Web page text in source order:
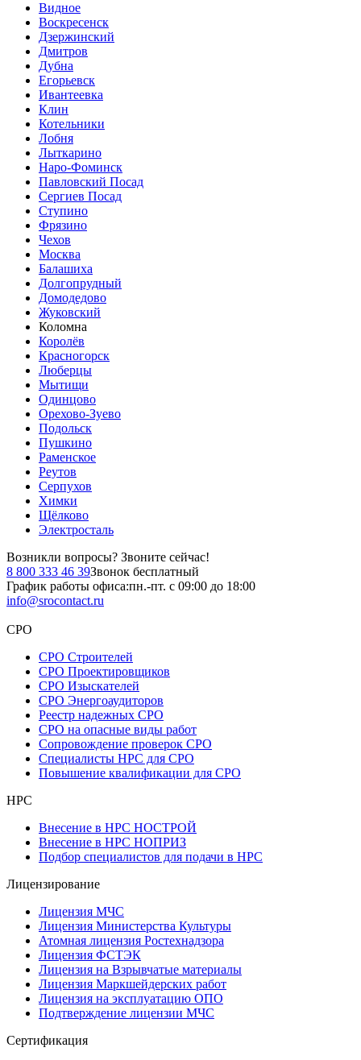
Видное
Воскресенск
Дзержинский
Дмитров
Дубна
Егорьевск
Ивантеевка
Клин
Котельники
Лобня
Лыткарино
Наро-Фоминск
Павловский Посад
Сергиев Посад
Ступино
Фрязино
Чехов
Москва
Балашиха
Долгопрудный
Домодедово
Жуковский
Коломна
Королёв
Красногорск
Люберцы
Мытищи
Одинцово
Орехово-Зуево
Подольск
Пушкино
Раменское
Реутов
Серпухов
Химки
Щёлково
Электросталь
Возникли вопросы? Звоните сейчас!
8 800 333 46 39Звонок бесплатный
График работы офиса:пн.-пт. с 09:00 до 18:00
info@srocontact.ru
СРО
СРО Строителей
СРО Проектировщиков
СРО Изыскателей
СРО Энергоаудиторов
Реестр надежных СРО
СРО на опасные виды работ
Сопровождение проверок СРО
Специалисты НРС для СРО
Повышение квалификации для СРО
НРС
Внесение в НРС НОСТРОЙ
Внесение в НРС НОПРИЗ
Подбор специалистов для подачи в НРС
Лицензирование
Лицензия МЧС
Лицензия Министерства Культуры
Атомная лицензия Ростехнадзора
Лицензия ФСТЭК
Лицензия на Взрывчатые материалы
Лицензия Маркшейдерских работ
Лицензия на эксплуатацию ОПО
Подтверждение лицензии МЧС
Сертификация